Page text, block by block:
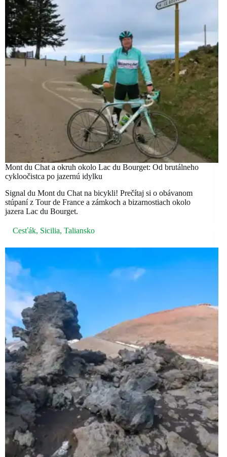
Mont du Chat a okruh okolo Lac du Bourget: Od brutálneho
cykloočistca po jazernú idylku
Signal du Mont du Chat na bicykli! Prečítaj si o obávanom
stúpaní z Tour de France a zámkoch a bizarnostiach okolo
jazera Lac du Bourget.
Cesťák, Sicilia, Taliansko